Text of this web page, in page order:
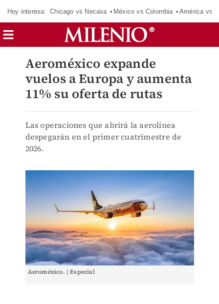
Hoy interesa: Chicago vs Necaxa México vs Colombia América vs
Aeroméxico expande
vuelos a Europa y aumenta
11% su oferta de rutas
Las operaciones que abrirá la aerolínea
despegarán en el primer cuatrimestre de
2026.
Aeroméxico. | Especial